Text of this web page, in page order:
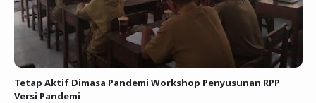
Tetap Aktif Dimasa Pandemi Workshop Penyusunan RPP
Versi Pandemi